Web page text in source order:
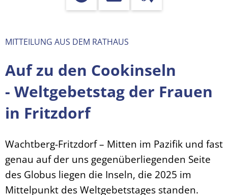
MITTEILUNG AUS DEM RATHAUS
Auf zu den Cookinseln
- Weltgebetstag der Frauen
in Fritzdorf
Wachtberg-Fritzdorf – Mitten im Pazifik und fast
genau auf der uns gegenüberliegenden Seite
des Globus liegen die Inseln, die 2025 im
Mittelpunkt des Weltgebetstages standen.